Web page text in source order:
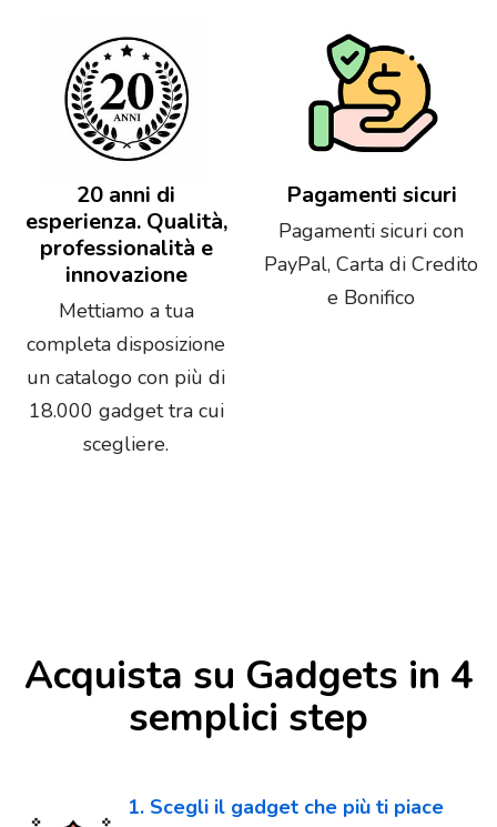
20 anni di
esperienza. Qualità,
professionalità e
innovazione
Mettiamo a tua
completa disposizione
un catalogo con più di
18.000 gadget tra cui
scegliere.
Pagamenti sicuri
Pagamenti sicuri con
PayPal, Carta di Credito
e Bonifico
Acquista su Gadgets in 4
semplici step
1. Scegli il gadget che più ti piace